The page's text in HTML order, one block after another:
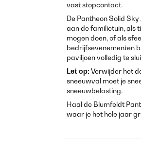
vast stopcontact.
De Pantheon Solid
aan de familietuin, als
mogen doen, of als
bedrijfsevenementen
paviljoen volledig te
Let op: Verwijder het
sneeuwval moet je
sneeuwbelasting.
Haal de Blumfeldt
waar je het hele jaar